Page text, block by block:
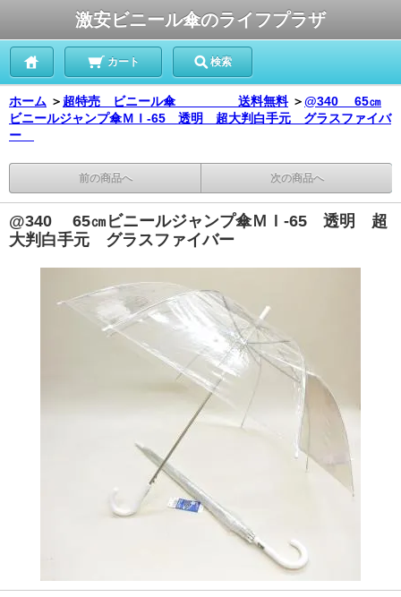
激安ビニール傘のライフプラザ
カート 検索
ホーム ＞ 超特売 ビニール傘 送料無料 ＞@340 65㎝
ビニールジャンプ傘ＭＩ-65 透明 超大判白手元 グラスファイバ
ー
前の商品へ 次の商品へ
@340 65㎝ビニールジャンプ傘ＭＩ-65 透明 超
大判白手元 グラスファイバー